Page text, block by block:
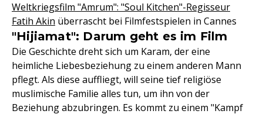
Weltkriegsfilm "Amrum": "Soul Kitchen"-Regisseur
Fatih Akin überrascht bei Filmfestspielen in Cannes
"Hijiamat": Darum geht es im Film
Die Geschichte dreht sich um Karam, der eine
heimliche Liebesbeziehung zu einem anderen Mann
pflegt. Als diese auffliegt, will seine tief religiöse
muslimische Familie alles tun, um ihn von der
Beziehung abzubringen. Es kommt zu einem "Kampf